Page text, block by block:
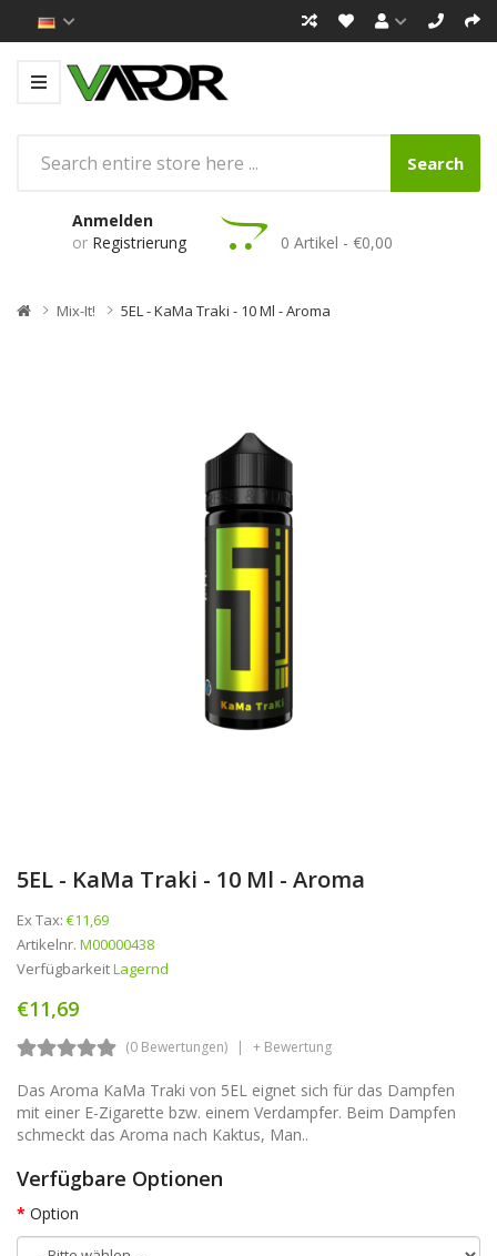
Search
Anmelden
or Registrierung 0 Artikel - €0,00
Mix-It! 5EL - KaMa Traki - 10 Ml - Aroma
5EL - KaMa Traki - 10 Ml - Aroma
Ex Tax: €11,69
Artikelnr. M00000438
VerfügbarkeitLagernd
€11,69
(0 Bewertungen) + Bewertung
Das Aroma KaMa Traki von 5EL eignet sich für das Dampfen
mit einer E-Zigarette bzw. einem Verdampfer. Beim Dampfen
schmeckt das Aroma nach Kaktus, Man..
Verfügbare Optionen
Option